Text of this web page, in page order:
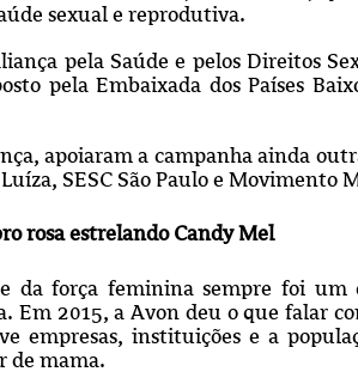
sexual e reprodutiva.
pela Saúde e pelos Direitos
pela Embaixada dos Países
apoiaram a campanha ainda
SESC São Paulo e Movimento
rosa estrelando Candy Mel
da força feminina sempre foi um
Em 2015, a Avon deu o que falar
empresas, instituições e a
de mama.